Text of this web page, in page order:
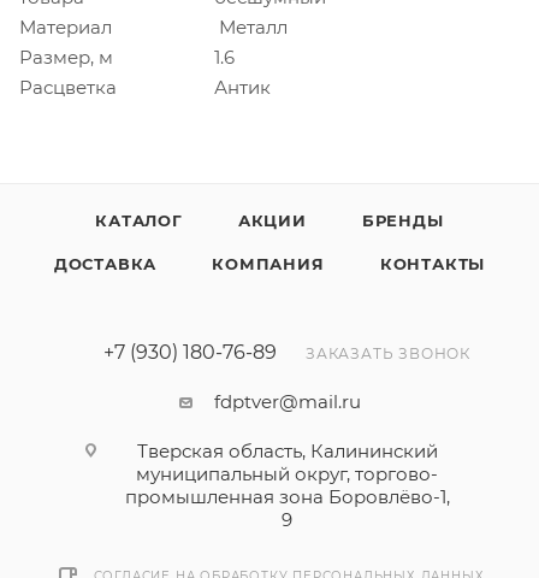
Материал
Металл
Размер, м
1.6
Расцветка
Антик
КАТАЛОГ АКЦИИ БРЕНДЫ
ДОСТАВКА КОМПАНИЯ КОНТАКТЫ
+7 (930) 180-76-89 ЗАКАЗАТЬ ЗВОНОК
fdptver@mail.ru
Тверская область, Калининский
муниципальный округ, торгово-
промышленная зона Боровлёво-1,
9